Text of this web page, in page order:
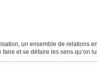
un ensemble de relations
et se défaire les sens qu’on lui